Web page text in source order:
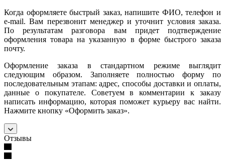
Когда оформляете быстрый заказ, напишите ФИО, телефон и
e-mail. Вам перезвонит менеджер и уточнит условия заказа.
По результатам разговора вам придет подтверждение
оформления товара на указанную в форме быстрого заказа
почту.
Оформление заказа в стандартном режиме выглядит
следующим образом. Заполняете полностью форму по
последовательным этапам: адрес, способы доставки и оплаты,
данные о покупателе. Советуем в комментарии к заказу
написать информацию, которая поможет курьеру вас найти.
Нажмите кнопку «Оформить заказ».
Отзывы